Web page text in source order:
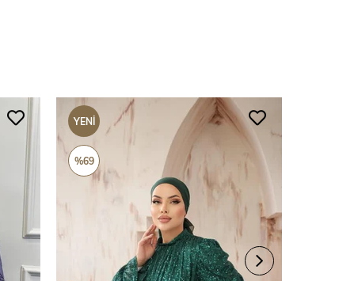
YENI
ÜRÜN
%69